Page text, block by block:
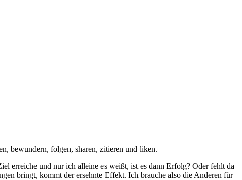
bewundern, folgen, sharen, zitieren und liken.
erreiche und nur ich alleine es weißt, ist es dann Erfolg? Oder fehlt da
bringt, kommt der ersehnte Effekt. Ich brauche also die Anderen für